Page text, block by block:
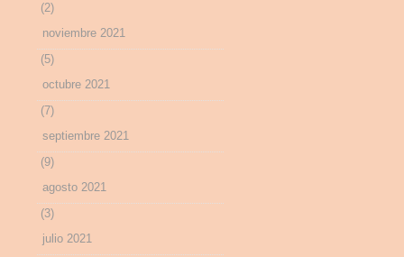
(2)
noviembre 2021
(5)
octubre 2021
(7)
septiembre 2021
(9)
agosto 2021
(3)
julio 2021